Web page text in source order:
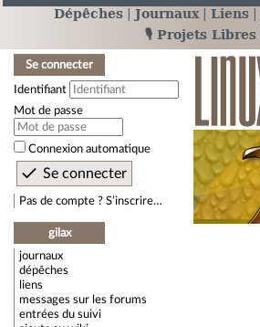
Dépêches Journaux Liens
🎙️ Projets Libres
Se connecter
Identifiant
Mot de passe
Connexion automatique
Pas de compte ? S’inscrire…
gilax
journaux
dépêches
liens
messages sur les forums
entrées du suivi